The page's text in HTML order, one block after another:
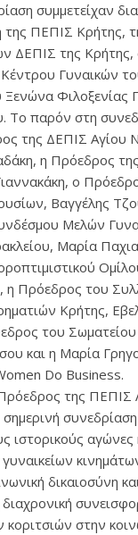
συμμετείχαν
της ΠΕΠΙΣ Κρήτης,
ΔΕΠΙΣ της Κρήτης,
Γυναικών
Ξενώνα Φιλοξενίας
Το παρόν στη
της ΔΕΠΙΣ Αγίου
η Πρόεδρος
ο
Βαγγέλης
Μελών
Μαρία
η Πρόεδρος του
Κρήτης,
του
και η Μαρία
Do Business.
της ΠΕΠΙΣ
ιστορικούς αγώνες
γυναικείων
δικαιοσύνη
κοριτσιών στην